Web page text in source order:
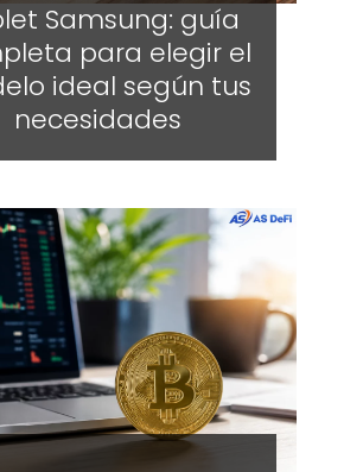
Samsung: guía
para elegir el
ideal según tus
necesidades